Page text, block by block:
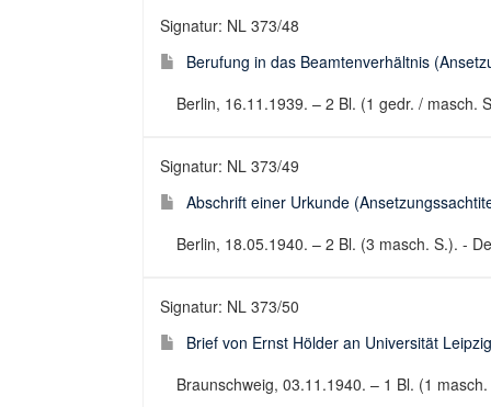
Signatur: NL 373/48
Berufung in das Beamtenverhältnis
Berlin, 16.11.1939. – 2 Bl. (1 gedr. / masch.
Signatur: NL 373/49
Abschrift einer Urkunde
Berlin, 18.05.1940. – 2 Bl. (3 masch. S.). -
Signatur: NL 373/50
Brief von Ernst Hölder an Universität
Braunschweig, 03.11.1940. – 1 Bl. (1